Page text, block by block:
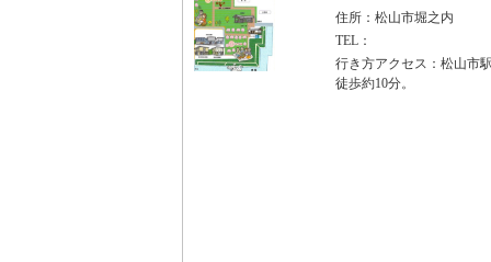
住所：松山市堀之内
TEL：
行き方アクセス：松山市
徒歩約10分。